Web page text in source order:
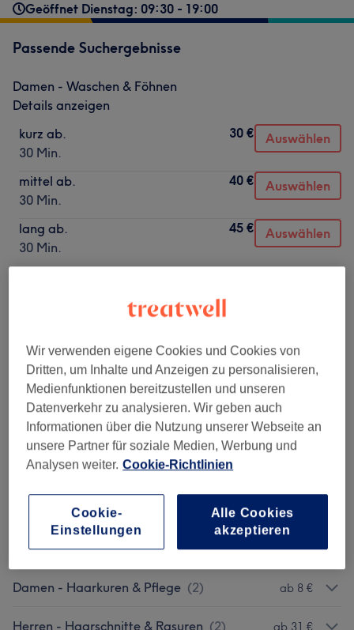
Geöffnet Dienstag: 09:30 - 19:00
Passende Suchergebnisse
Damen - Waschen & Föhnen
Details anzeigen
kurz ab.
30 Min.
30 € Auswählen
mittel ab.
30 Min.
40 € Auswählen
lang ab.
30 Min.
45 € Auswählen
Nicht gefunden wonach du gesucht hast?
Damen - Haarschnitte & Stylings (3) ab 30 €
Damen - Colorationen, Schneiden &
Föhnen (6)
ab 80 €
Damen - Colorationen & Föhnen (4)
Damen - Colorationen & Farben 1) 30 €
Damen - Zubuchbar Zur Farbbehandlung (1) 40 €
Damen - Haarkuren & Pflege (2) ab 8 €
Herren - Haarschnitte & Rasuren (2) ab 31 €
Wir verwenden eigene Cookies und Cookies von
Dritten, um Inhalte und Anzeigen zu personalisieren,
Medienfunktionen bereitzustellen und unseren
Datenverkehr zu analysieren. Wir geben auch
Informationen über die Nutzung unserer Webseite an
unsere Partner für soziale Medien, Werbung und
Analysen weiter. Cookie-Richtlinien
Cookie-
Einstellungen
Alle Cookies
akzeptieren